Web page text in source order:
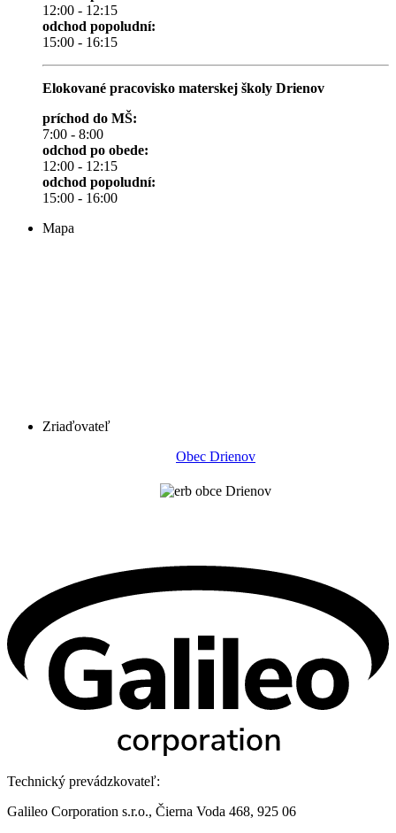
12:00 - 12:15
odchod popoludní:
15:00 - 16:15
Elokované pracovisko materskej školy Drienov
príchod do MŠ:
7:00 - 8:00
odchod po obede:
12:00 - 12:15
odchod popoludní:
15:00 - 16:00
Mapa
Zriaďovateľ
Obec Drienov
Technický prevádzkovateľ:
Galileo Corporation s.r.o., Čierna Voda 468, 925 06